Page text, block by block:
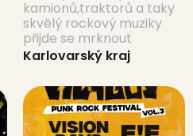
kamionů,traktorů a taky
skvělý rockový muziky
přijde se mrknout
Karlovarský kraj